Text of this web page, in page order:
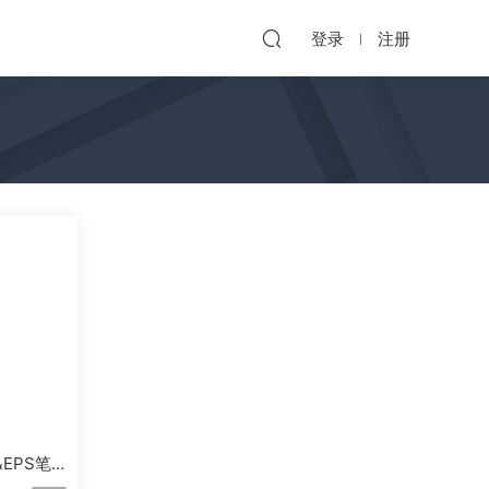
登录 注册
笔